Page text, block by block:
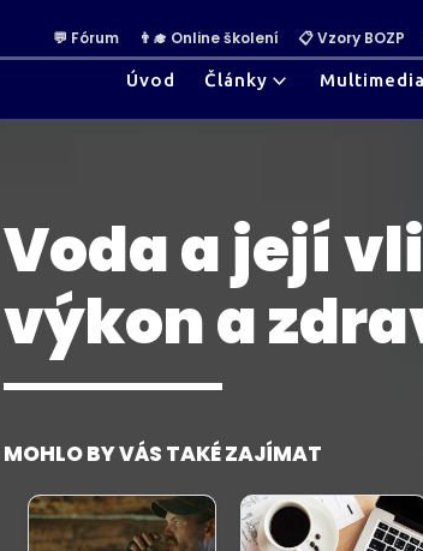
💬 Fórum 👨‍🎓 Online školení 📋 Vzory BOZP
Úvod Články Multimedia
Voda a její
výkon a
MOHLO BY VÁS TAKÉ ZAJÍMAT